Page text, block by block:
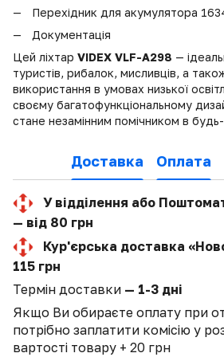
Перехідник для акумулятора
Документація
Цей ліхтар VIDEX VLF-A298 —
туристів, рибалок, мисливців, а
використання в умовах низької
своєму багатофункціональному
стане незамінним помічником в
Доставка Оплата
У відділення або
— від 80 грн
Кур'єрська доставка
115 грн
Термін доставки — 1-3 дні
Якщо Ви обираєте оплату при
потрібно заплатити комісію у
вартості товару + 20 грн